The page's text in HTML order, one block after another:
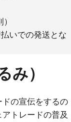
いでの発送とな
み）
の宣伝をするの
トレードの普及